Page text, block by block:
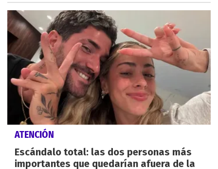
ATENCIÓN
Escándalo total: las dos personas más
importantes que quedarían afuera de la